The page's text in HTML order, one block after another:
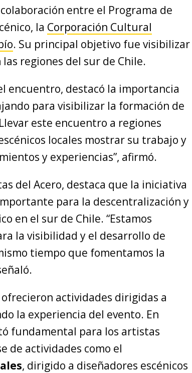
entre el Programa de
la Corporación Cultural
. Su principal objetivo fue visibilizar
regiones del sur de Chile.
encuentro, destacó la importancia
para visibilizar la formación de
este encuentro a regiones
locales mostrar su trabajo y
y experiencias”, afirmó.
del Acero, destaca que la iniciativa
para la descentralización y
en el sur de Chile. “Estamos
la visibilidad y el desarrollo de
tiempo que fomentamos la
actividades dirigidas a
la experiencia del evento. En
fundamental para los artistas
de actividades como el
, dirigido a diseñadores escénicos